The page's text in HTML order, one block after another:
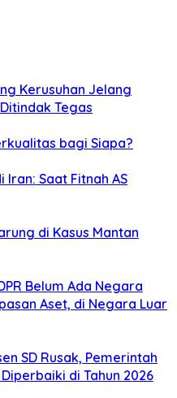
Kerusuhan Jelang
Tegas
bagi Siapa?
Saat Fitnah AS
di Kasus Mantan
Belum Ada Negara
Aset, di Negara Luar
SD Rusak, Pemerintah
di Tahun 2026